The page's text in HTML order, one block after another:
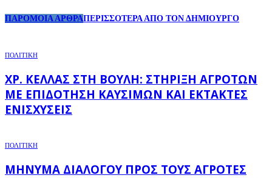
ΠΑΡΟΜΟΙΑ ΑΡΘΡΑΠΕΡΙΣΣΟΤΕΡΑ ΑΠΟ ΤΟΝ ΔΗΜΙΟΥΡΓΟ
ΠΟΛΙΤΙΚΗ
ΧΡ. ΚΈΛΛΑΣ ΣΤΗ ΒΟΥΛΉ: ΣΤΉΡΙΞΗ ΑΓΡΟΤΏΝ
ΜΕ ΕΠΙΔΌΤΗΣΗ ΚΑΥΣΊΜΩΝ ΚΑΙ ΈΚΤΑΚΤΕΣ
ΕΝΙΣΧΎΣΕΙΣ
ΠΟΛΙΤΙΚΗ
ΜΉΝΥΜΑ ΔΙΑΛΌΓΟΥ ΠΡΟΣ ΤΟΥΣ ΑΓΡΌΤΕΣ